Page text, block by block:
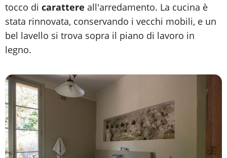
tocco di carattere all'arredamento. La cucina è
stata rinnovata, conservando i vecchi mobili, e un
bel lavello si trova sopra il piano di lavoro in
legno.